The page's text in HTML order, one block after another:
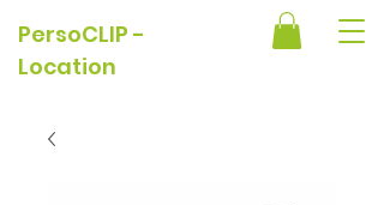
PersoCLIP -
Location